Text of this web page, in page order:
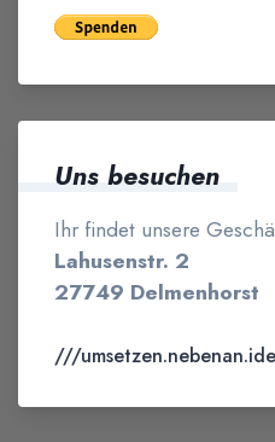
Uns besuchen
Ihr findet unsere
Lahusenstr. 2
27749 Delmenhorst
///